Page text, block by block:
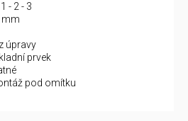
- 2 - 3
mm
úpravy
prvek
pod omítku